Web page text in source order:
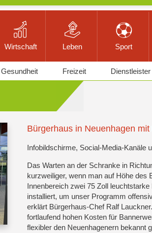
Wirtschaft Leben Sport
Gesundheit Freizeit Dienstleister
Bürgerhaus in Neuenhagen
Infobildschirme, Social-Media-Kanäle
Das Warten an der Schranke in
kurzweiliger, wenn man auf Höhe des
Innenbereich zwei 75 Zoll
installiert, um unser Programm
erklärt Bürgerhaus-Chef Ralf
fortlaufend hohen Kosten für
flexibler den Neuenhagenern bekannt